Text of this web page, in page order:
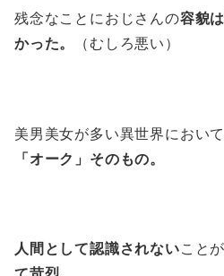
残念なことにおじさんの容貌
かった。
（むしろ悪い）
美男美女が多い異世界におい
「オーク」そのもの。
人間として認識されないこと